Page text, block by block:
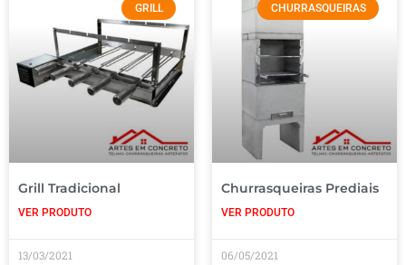
GRILL
Grill Tradicional
VER PRODUTO
13/03/2021
CHURRASQUEIRAS
Churrasqueiras Prediais
VER PRODUTO
06/05/2021